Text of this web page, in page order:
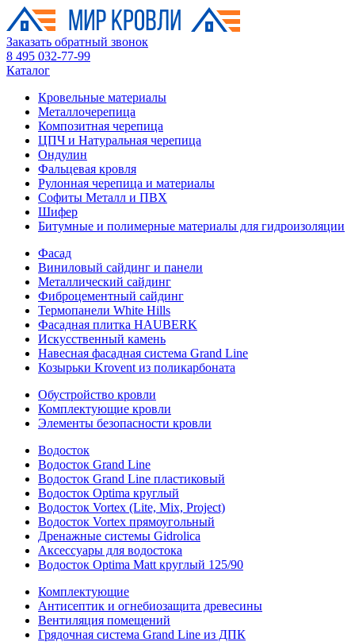
Заказать обратный звонок
8 495 032-77-99
Каталог
Кровельные материалы
Металлочерепица
Композитная черепица
ЦПЧ и Натуральная черепица
Ондулин
Фальцевая кровля
Рулонная черепица и материалы
Софиты Металл и ПВХ
Шифер
Битумные и полимерные материалы для гидроизоляции
Фасад
Виниловый сайдинг и панели
Металлический сайдинг
Фиброцементный сайдинг
Термопанели White Hills
Фасадная плитка HAUBERK
Искусственный камень
Навесная фасадная система Grand Line
Козырьки Krovent из поликарбоната
Обустройство кровли
Комплектующие кровли
Элементы безопасности кровли
Водосток
Водосток Grand Line
Водосток Grand Line пластиковый
Водосток Optima круглый
Водосток Vortex (Lite, Mix, Project)
Водосток Vortex прямоугольный
Дренажные системы Gidrolica
Аксессуары для водостока
Водосток Optima Matt круглый 125/90
Комплектующие
Антисептик и огнебиозащита древесины
Вентиляция помещений
Грядочная система Grand Line из ДПК